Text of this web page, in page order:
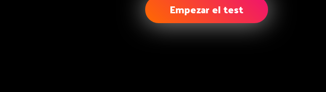
Empezar el test